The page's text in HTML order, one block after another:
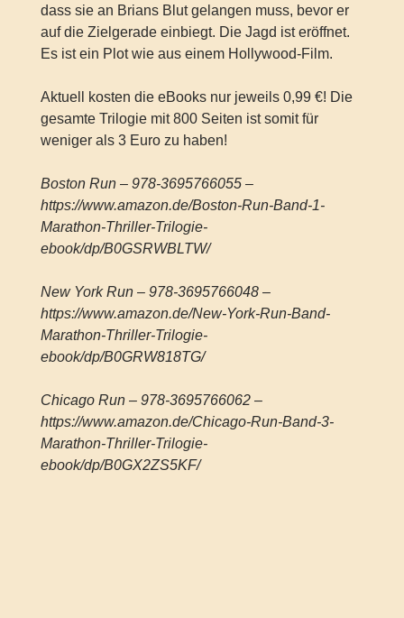
dass sie an Brians Blut gelangen muss, bevor er
auf die Zielgerade einbiegt. Die Jagd ist eröffnet.
Es ist ein Plot wie aus einem Hollywood-Film.
Aktuell kosten die eBooks nur jeweils 0,99 €! Die
gesamte Trilogie mit 800 Seiten ist somit für
weniger als 3 Euro zu haben!
Boston Run – 978-3695766055 –
https://www.amazon.de/Boston-Run-Band-1-
Marathon-Thriller-Trilogie-
ebook/dp/B0GSRWBLTW/
New York Run – 978-3695766048 –
https://www.amazon.de/New-York-Run-Band-
Marathon-Thriller-Trilogie-
ebook/dp/B0GRW818TG/
Chicago Run – 978-3695766062 –
https://www.amazon.de/Chicago-Run-Band-3-
Marathon-Thriller-Trilogie-
ebook/dp/B0GX2ZS5KF/